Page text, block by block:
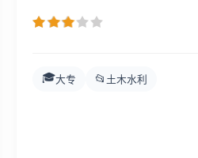
🎓大专 📂 土木水利